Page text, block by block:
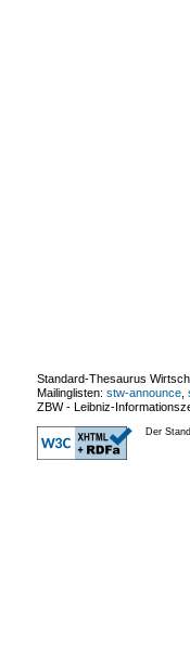
Standard-Thesaurus
Mailinglisten: stw-announce
ZBW - Leibniz-
Der